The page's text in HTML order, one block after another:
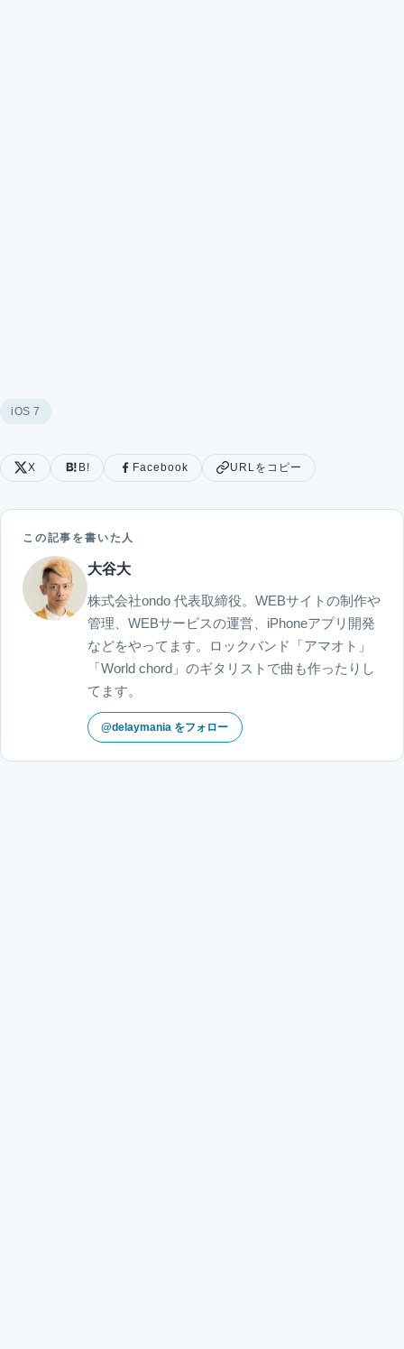
iOS 7
X B! Facebook URLをコピー
この記事を書いた人
大谷大
株式会社ondo 代表取締役。WEBサイトの制作や
管理、WEBサービスの運営、iPhoneアプリ開発
などをやってます。ロックバンド「アマオト」
「World chord」のギタリストで曲も作ったりし
てます。
@delaymania をフォロー